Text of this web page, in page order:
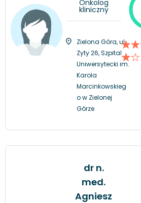
Onkolog
kliniczny
Zielona Góra, ul.
Zyty 26, Szpital
Uniwersytecki im.
Karola
Marcinkowskieg
o w Zielonej
Górze
dr n.
med.
Agniesz